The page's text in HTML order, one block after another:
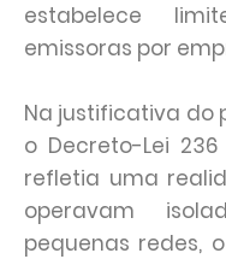
estabelece
emissoras por
Na justificativa do
o Decreto-Lei
refletia uma
operavam
pequenas redes,